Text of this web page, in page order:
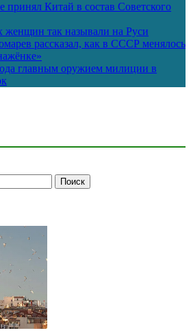
Китай в состав Советского
женщин так называли на Руси
рассказал, как в СССР менялось
главным оружием милиции в